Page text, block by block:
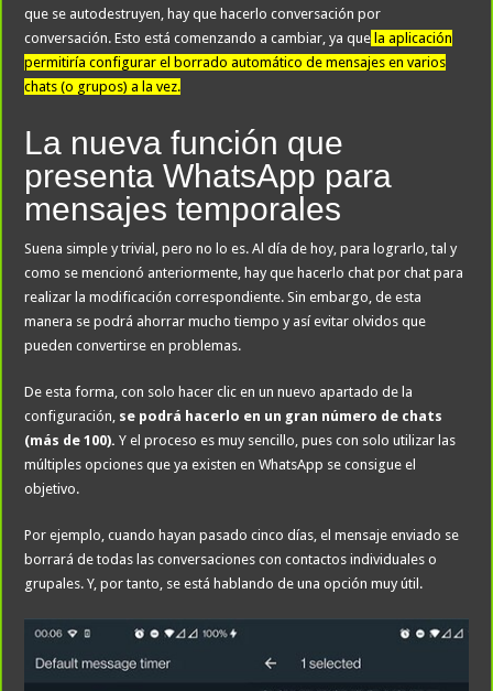
que se autodestruyen, hay que hacerlo conversación por
conversación. Esto está comenzando a cambiar, ya que la aplicación
permitiría configurar el borrado automático de mensajes en varios
chats (o grupos) a la vez.
La nueva función que
presenta WhatsApp para
mensajes temporales
Suena simple y trivial, pero no lo es. Al día de hoy, para lograrlo, tal y
como se mencionó anteriormente, hay que hacerlo chat por chat para
realizar la modificación correspondiente. Sin embargo, de esta
manera se podrá ahorrar mucho tiempo y así evitar olvidos que
pueden convertirse en problemas.
De esta forma, con solo hacer clic en un nuevo apartado de la
configuración, se podrá hacerlo en un gran número de chats
(más de 100).Y el proceso es muy sencillo, pues con solo utilizar las
múltiples opciones que ya existen en WhatsApp se consigue el
objetivo.
Por ejemplo, cuando hayan pasado cinco días, el mensaje enviado se
borrará de todas las conversaciones con contactos individuales o
grupales. Y, por tanto, se está hablando de una opción muy útil.